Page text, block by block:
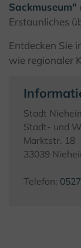
Sackmuseum"
Erstaunliches
Entdecken Sie
wie regionaler
Stadt
Stadt- und
Marktstr. 18
33039
Telefon: